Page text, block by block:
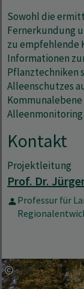
Kontakt
Projektleitung
Prof. Dr.
Professur für
Sowohl die
Fernerkundung
zu empfehlende
Informationen
Pflanztechniken
Alleenschutzes